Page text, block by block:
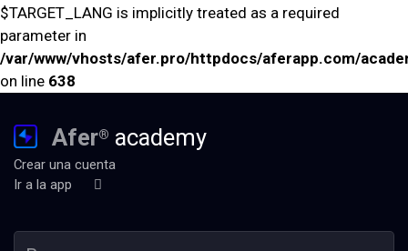
$TARGET_LANG is implicitly treated as a required
parameter in
/var/www/vhosts/afer.pro/httpdocs/aferapp.com/
on line 638
Afer® academy
Crear una cuenta
Ir a la app